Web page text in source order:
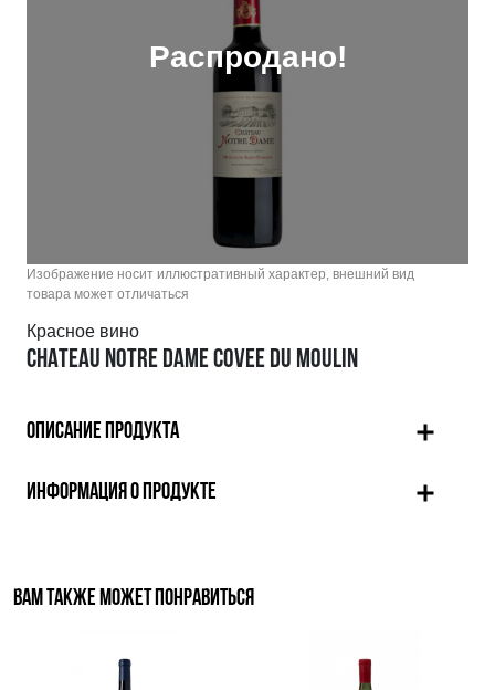
Распродано!
Изображение носит иллюстративный характер, внешний вид
товара может отличаться
Красное вино
CHATEAU NOTRE DAME COVEE DU MOULIN
ОПИСАНИЕ ПРОДУКТА
ИНФОРМАЦИЯ О ПРОДУКТЕ
ВАМ ТАКЖЕ МОЖЕТ ПОНРАВИТЬСЯ